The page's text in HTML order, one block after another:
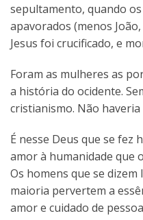
sepultamento, quando
apavorados (menos
Jesus foi crucificado, e
Foram as mulheres as
a história do ocidente.
cristianismo. Não
É nesse Deus que se fez
amor à humanidade que
Os homens que se
maioria pervertem a
amor e cuidado de